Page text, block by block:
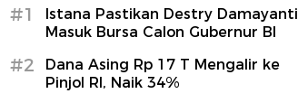
#1
Istana Pastikan Destry Damayanti
Masuk Bursa Calon Gubernur BI
#2
Dana Asing Rp 17 T Mengalir ke
Pinjol RI, Naik 34%